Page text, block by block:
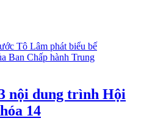
nội dung trình Hội
14